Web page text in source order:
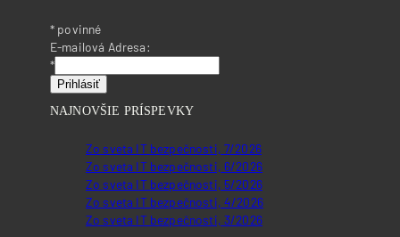
* povinné
E-mailová Adresa:
*
NAJNOVŠIE PRÍSPEVKY
Zo sveta IT bezpečnosti, 7/2026
Zo sveta IT bezpečnosti, 6/2026
Zo sveta IT bezpečnosti, 5/2026
Zo sveta IT bezpečnosti, 4/2026
Zo sveta IT bezpečnosti, 3/2026